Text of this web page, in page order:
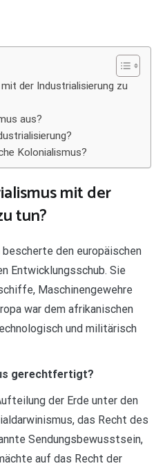
der Industrialisierung zu
aus?
Kolonialismus?
mit der
tun?
den europäischen
Entwicklungsschub. Sie
Maschinengewehre
war dem afrikanischen
und militärisch
gerechtfertigt?
der Erde unter den
das Recht des
Sendungsbewusstsein,
auf das Recht der